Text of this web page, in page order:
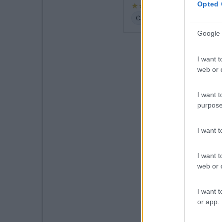
Opted
Google
I want
web or
I want
I want
I want
web or
I want
or app.
Caratteristiche